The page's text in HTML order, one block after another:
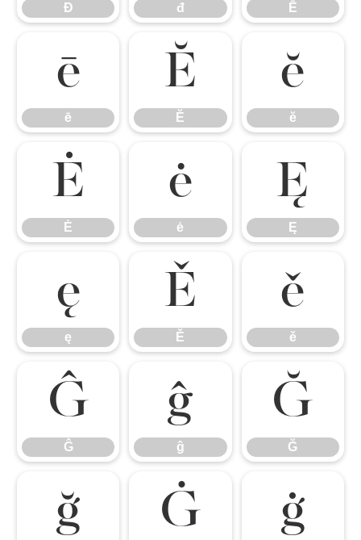
Đ đ Ē
ē
ē
Ĕ
Ĕ
ĕ
ĕ
Ė
Ė
ė
ė
Ę
Ę
ę
ę
Ě
Ě
ě
ě
Ĝ
Ĝ
ĝ
ĝ
Ğ
Ğ
ğ Ġ ġ